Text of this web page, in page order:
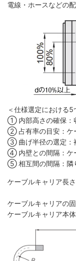
電線・ホースなどの
＜仕様選定における5
① 内部高さの確保：
② 占有率の目安：ケ
③ 曲げ半径の選定：
④ 内壁との間隔：ケ
⑤ 相互間の間隔：隣
ケーブルキャリア長
ケーブルキャリアの
ケーブルキャリア本